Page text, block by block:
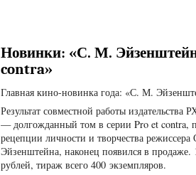
Новинки: «С. М.
contra»
Главная кино-новинка года: «С. М.
Результат совместной работы издательства
— долгожданный том в серии Pro et contra,
рецепции личности и творчества
Эйзенштейна, наконец появился в продаже.
рублей, тираж всего 400 экземпляров.